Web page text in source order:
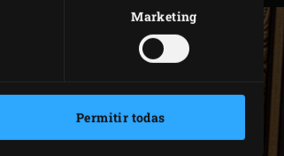
Marketing
Permitir todas